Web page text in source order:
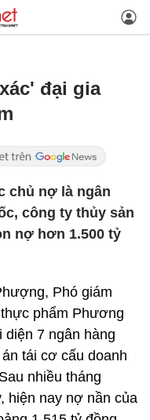
đại gia
chủ nợ là ngân
công ty thủy sản
nợ hơn 1.500 tỷ
Phó giám
phẩm Phương
diện 7 ngân hàng
tái cơ cấu doanh
nhiều tháng
hiện nay nợ nần của